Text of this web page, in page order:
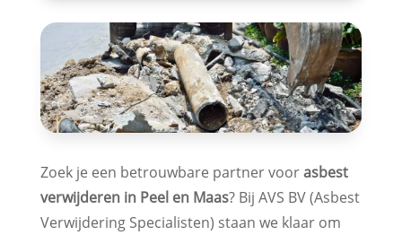
Zoek je een betrouwbare partner voorasbest
verwijderen in Peel en Maas? Bij AVS BV (Asbest
Verwijdering Specialisten) staan we klaar om